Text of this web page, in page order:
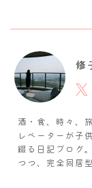
修
酒・食、時々、
レベーターが子
綴る日記ブログ
つつ、完全同居